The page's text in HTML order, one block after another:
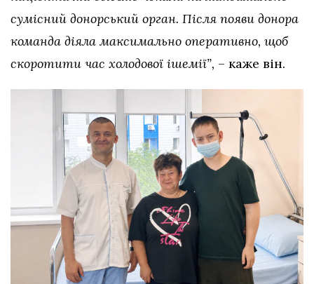
сумісний донорський орган. Після появи донора
команда діяла максимально оперативно, щоб
скоротити час холодової ішемії”, – каже він.